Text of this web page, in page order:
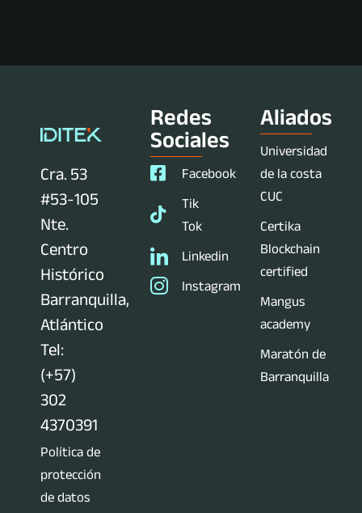
Cra. 53
#53-105
Nte.
Centro
Histórico
Barranquilla,
Atlántico
Tel:
(+57)
302
4370391
Política de
protección
de datos
Redes
Sociales
Facebook
Tik
Tok
Linkedin
Instagram
Aliados
Universidad
de la costa
CUC
Certika
Blockchain
certified
Mangus
academy
Maratón de
Barranquilla